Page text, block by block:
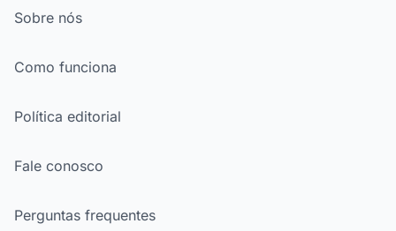
Sobre nós
Como funciona
Política editorial
Fale conosco
Perguntas frequentes